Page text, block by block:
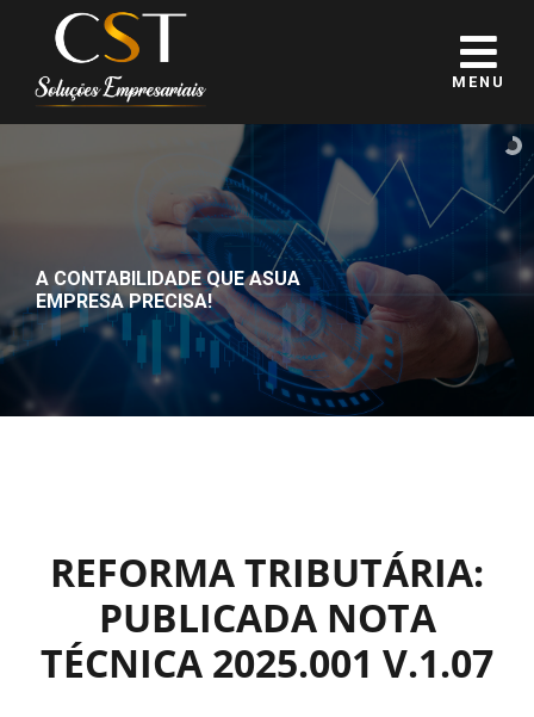
MENU
A CONTABILIDADE QUE ASUA
EMPRESA PRECISA!
REFORMA TRIBUTÁRIA:
PUBLICADA NOTA
TÉCNICA 2025.001 V.1.07